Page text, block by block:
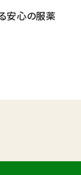
安心の服薬